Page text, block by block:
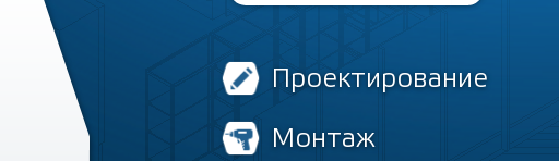
Проектирование
Монтаж